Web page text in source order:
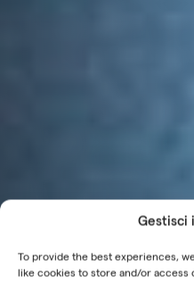
Gestisci
To provide the best experiences,
like cookies to store and/or